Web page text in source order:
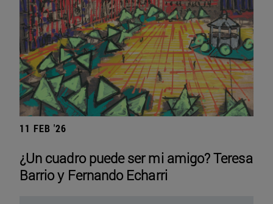
11 FEB '26
¿Un cuadro puede ser mi amigo? Teresa
Barrio y Fernando Echarri